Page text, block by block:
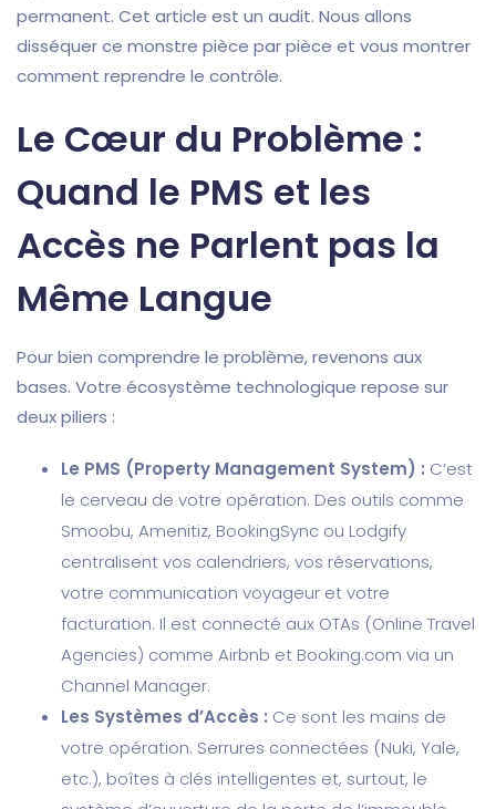
permanent. Cet article est un audit. Nous allons
disséquer ce monstre pièce par pièce et vous montrer
comment reprendre le contrôle.
Le Cœur du Problème :
Quand le PMS et les
Accès ne Parlent pas la
Même Langue
Pour bien comprendre le problème, revenons aux
bases. Votre écosystème technologique repose sur
deux piliers :
Le PMS (Property Management System) : C’est
le cerveau de votre opération. Des outils comme
Smoobu, Amenitiz, BookingSync ou Lodgify
centralisent vos calendriers, vos réservations,
votre communication voyageur et votre
facturation. Il est connecté aux OTAs (Online Travel
Agencies) comme Airbnb et Booking.com via un
Channel Manager.
Les Systèmes d’Accès : Ce sont les mains de
votre opération. Serrures connectées (Nuki, Yale,
etc.), boîtes à clés intelligentes et, surtout, le